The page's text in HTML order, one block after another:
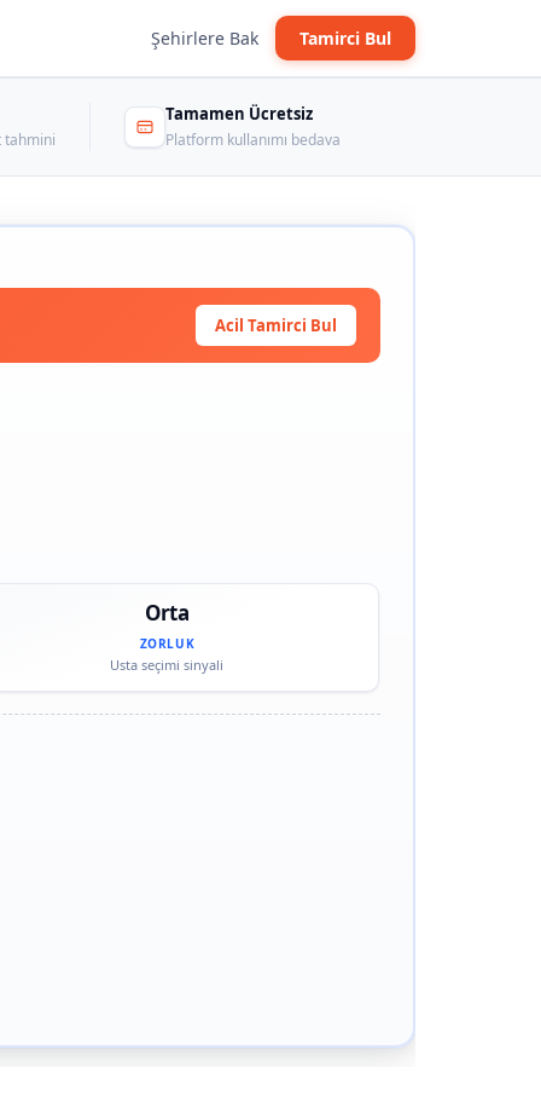
Şehirlere Bak Tamirci Bul
tahmini
Tamamen Ücretsiz
Platform kullanımı bedava
Acil Tamirci Bul
Orta
ZORLUK
Usta seçimi sinyali